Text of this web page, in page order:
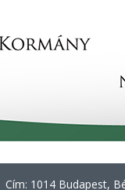
Cím: 1014 Budapest,